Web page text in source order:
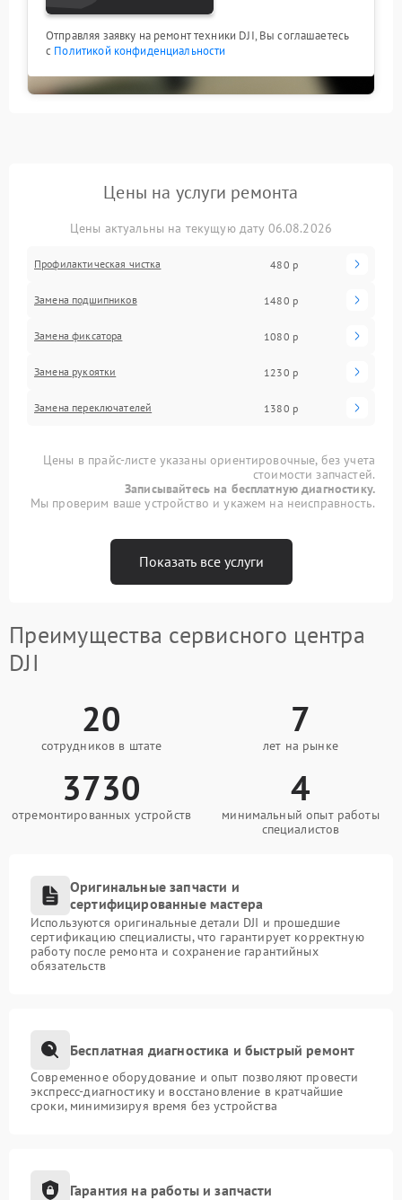
Отправляя заявку на ремонт техники DJI, Вы соглашаетесь
с Политикой конфиденциальности
Цены на услуги ремонта
Цены актуальны на текущую дату 06.08.2026
Профилактическая чистка 480 р
Замена подшипников 1480 р
Замена фиксатора 1080 р
Замена рукоятки 1230 р
Замена переключателей 1380 р
Цены в прайс-листе указаны ориентировочные, без учета
стоимости запчастей.
Записывайтесь на бесплатную диагностику.
Мы проверим ваше устройство и укажем на неисправность.
Показать все услуги
Преимущества сервисного центра
DJI
20
сотрудников в штате
7
лет на рынке
3730
отремонтированных устройств
4
минимальный опыт работы
специалистов
Оригинальные запчасти и
сертифицированные мастера
Используются оригинальные детали DJI и прошедшие
сертификацию специалисты, что гарантирует корректную
работу после ремонта и сохранение гарантийных
обязательств
Бесплатная диагностика и быстрый ремонт
Современное оборудование и опыт позволяют провести
экспресс-диагностику и восстановление в кратчайшие
сроки, минимизируя время без устройства
Гарантия на работы и запчасти